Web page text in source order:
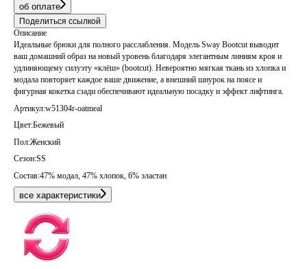
об оплате
Поделиться ссылкой
Описание
Идеальные брюки для полного расслабления. Модель Sway Bootcut выводит
ваш домашний образ на новый уровень благодаря элегантным линиям кроя и
удлиняющему силуэту «клёш» (bootcut). Невероятно мягкая ткань из хлопка и
модала повторяет каждое ваше движение, а внешний шнурок на поясе и
фигурная кокетка сзади обеспечивают идеальную посадку и эффект лифтинга.
Артикул:w51304r-oatmeal
Цвет:Бежевый
Пол:Женский
Сезон:SS
Состав:47% модал, 47% хлопок, 6% эластан
все характеристики